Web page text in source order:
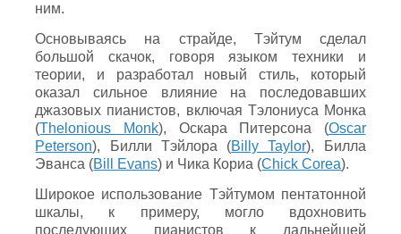
ним.
Основываясь на страйде, Тэйтум сделал
большой скачок, говоря языком техники и
теории, и разработал новый стиль, который
оказал сильное влияние на последовавших
джазовых пианистов, включая Тэлониуса Монка
(Thelonious Monk), Оскара Питерсона (Oscar
Peterson), Билли Тэйлора (Billy Taylor), Билла
Эванса (Bill Evans) и Чика Кориа (Chick Corea).
Широкое использование Тэйтумом пентатонной
шкалы, к примеру, могло вдохновить
последующих пианистов к дальнейшей